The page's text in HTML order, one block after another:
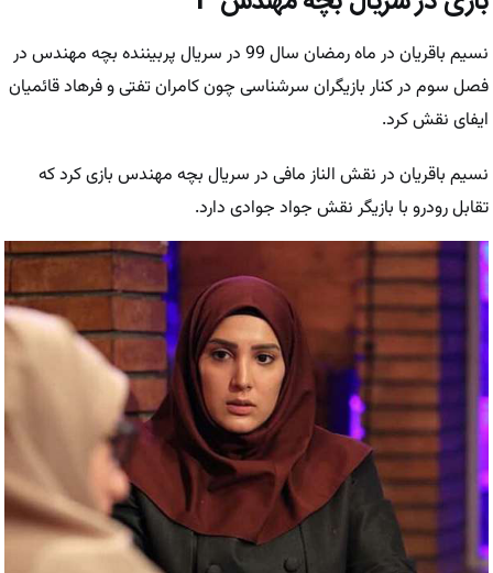
نسیم باقریان در ماه رمضان سال 99 در سریال پربیننده بچه مهندس در
فصل سوم در کنار بازیگران سرشناسی چون کامران تفتی و فرهاد قائمیان
ایفای نقش کرد.
نسیم باقریان در نقش الناز مافی در سریال بچه مهندس بازی کرد که
تقابل رودرو با بازیگر نقش جواد جوادی دارد.